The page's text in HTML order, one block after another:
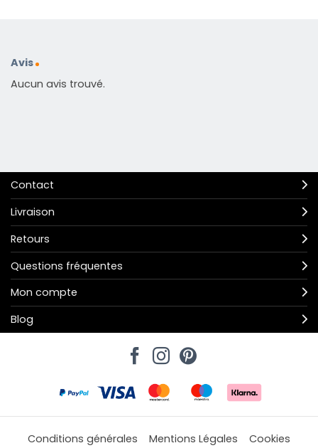
Avis
Aucun avis trouvé.
Contact
Livraison
Retours
Questions fréquentes
Mon compte
Blog
Conditions générales Mentions Légales Cookies